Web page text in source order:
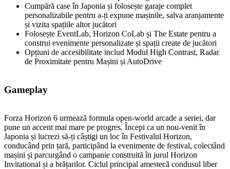
Cumpără case în Japonia și folosește garaje complet
personalizabile pentru a‑ți expune mașinile, salva aranjamente
și vizita spațiile altor jucători
Folosește EventLab, Horizon CoLab și The Estate pentru a
construi evenimente personalizate și spații create de jucători
Opțiuni de accesibilitate includ Modul High Contrast, Radar
de Proximitate pentru Mașini și AutoDrive
Gameplay
Forza Horizon 6 urmează formula open‑world arcade a seriei, dar
pune un accent mai mare pe progres. Începi ca un nou‑venit în
Japonia și lucrezi să‑ți câștigi un loc în Festivalul Horizon,
conducând prin țară, participând la evenimente de festival, colectând
mașini și parcurgând o campanie construită în jurul Horizon
Invitational și a brățarilor. Ciclul principal amestecă condusul liber